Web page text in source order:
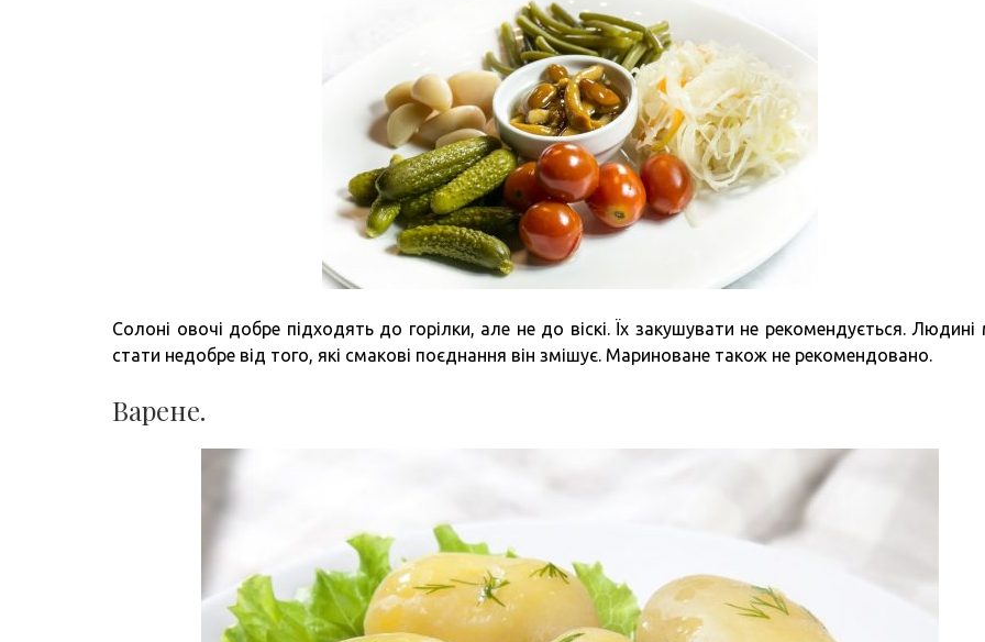
Солоні овочі добре підходять до горілки, але не до віскі. Їх закушувати не рекомендується.
стати недобре від того, які смакові поєднання він змішує. Мариноване також не рекомендовано.
Варене.